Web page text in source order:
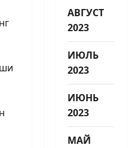
АВГУСТ
2023
ИЮЛЬ
2023
ИЮНЬ
2023
МАЙ